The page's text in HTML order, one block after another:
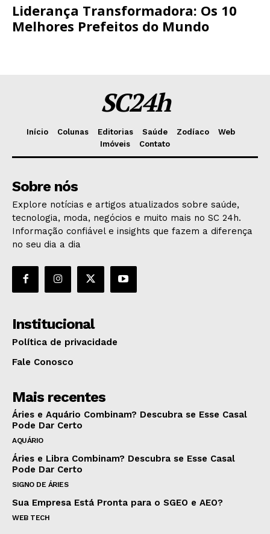
Liderança Transformadora: Os 10
Melhores Prefeitos do Mundo
SC24h
Início Colunas Editorias Saúde Zodíaco
Web
Imóveis
Contato
Sobre nós
Explore notícias e artigos atualizados sobre saúde,
tecnologia, moda, negócios e muito mais no SC 24h.
Informação confiável e insights que fazem a diferença
no seu dia a dia
Institucional
Política de privacidade
Fale Conosco
Mais recentes
Áries e Aquário Combinam? Descubra se Esse Casal
Pode Dar Certo
AQUÁRIO
Áries e Libra Combinam? Descubra se Esse Casal
Pode Dar Certo
SIGNO DE ÁRIES
Sua Empresa Está Pronta para o SGEO e AEO?
WEB TECH